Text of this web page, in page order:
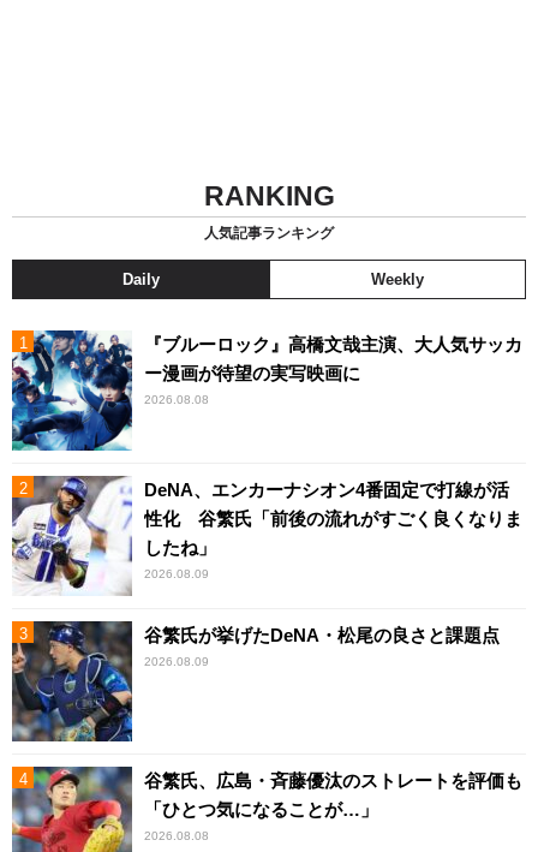
RANKING
人気記事ランキング
Daily Weekly
『ブルーロック』高橋文哉主演、大人気サッカ
ー漫画が待望の実写映画に
2026.08.08
DeNA、エンカーナシオン4番固定で打線が活
性化 谷繁氏「前後の流れがすごく良くなりま
したね」
2026.08.09
谷繁氏が挙げたDeNA・松尾の良さと課題点
2026.08.09
谷繁氏、広島・斉藤優汰のストレートを評価も
「ひとつ気になることが…」
2026.08.08